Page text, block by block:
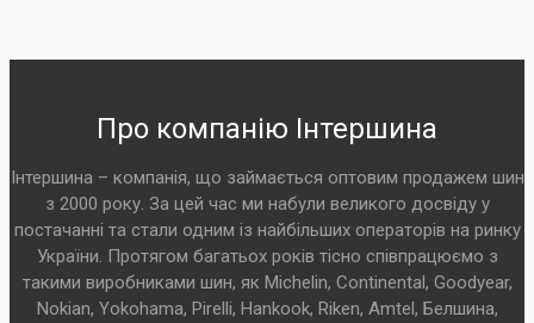
Про компанію Інтершина
Інтершина – компанія, що займається оптовим продажем шин
з 2000 року. За цей час ми набули великого досвіду у
постачанні та стали одним із найбільших операторів на ринку
України. Протягом багатьох років тісно співпрацюємо з
такими виробниками шин, як Michelin, Continental, Goodyear,
Nokian, Yokohama, Pirelli, Hankook, Riken, Amtel, Белшина,